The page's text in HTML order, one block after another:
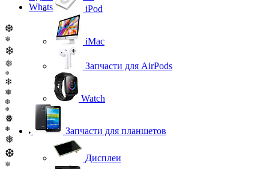
WhatsApp
❆
❄
❄
❅
❄
❄
❅
❆
❄
❅
❄
❅
❆
❄
iPod
iMac
Запчасти для AirPods
Watch
Запчасти для планшетов
Дисплеи